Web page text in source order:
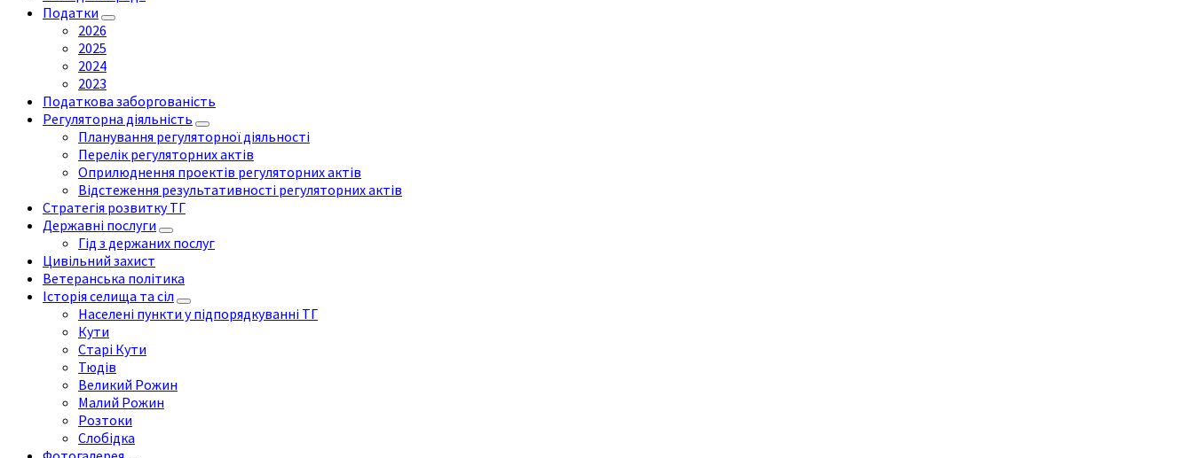
Податки
2026
2025
2024
2023
Податкова заборгованість
Регуляторна діяльність
Планування регуляторної діяльності
Перелік регуляторних актів
Оприлюднення проектів регуляторних актів
Відстеження результативності регуляторних актів
Стратегія розвитку ТГ
Державні послуги
Гід з держаних послуг
Цивільний захист
Ветеранська політика
Історія селища та сіл
Населені пункти у підпорядкуванні ТГ
Кути
Старі Кути
Тюдів
Великий Рожин
Малий Рожин
Розтоки
Слобідка